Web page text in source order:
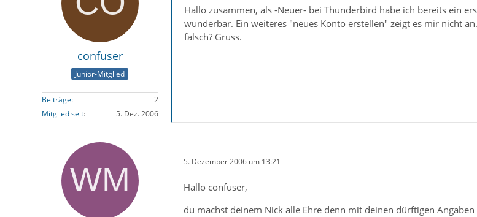
confuser
Junior-Mitglied
Beiträge
2
Mitglied seit
5. Dez. 2006
Hallo zusammen, als -Neuer- bei Thunderbird habe ich bereits ein
wunderbar. Ein weiteres "neues Konto erstellen" zeigt es mir nicht
falsch? Gruss.
5. Dezember 2006 um 13:21
Hallo confuser,
du machst deinem Nick alle Ehre denn mit deinen dürftigen